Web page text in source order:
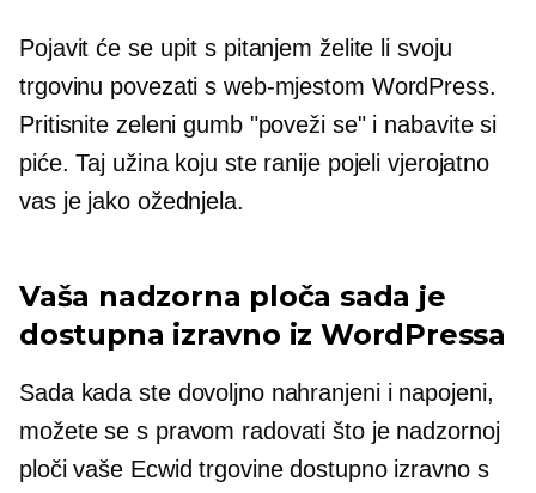
Pojavit će se upit s pitanjem želite li svoju
trgovinu povezati s web-mjestom WordPress.
Pritisnite zeleni gumb "poveži se" i nabavite si
piće. Taj užina koju ste ranije pojeli vjerojatno
vas je jako ožednjela.
Vaša nadzorna ploča sada je
dostupna izravno iz WordPressa
Sada kada ste dovoljno nahranjeni i napojeni,
možete se s pravom radovati što je nadzornoj
ploči vaše Ecwid trgovine dostupno izravno s